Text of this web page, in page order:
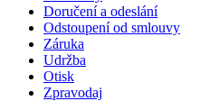
Doručení a odeslání
Odstoupení od smlouvy
Záruka
Udržba
Otisk
Zpravodaj